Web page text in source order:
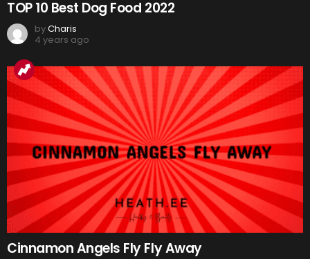
TOP 10 Best Dog Food 2022
byCharis
4 years ago
Cinnamon Angels Fly Fly Away